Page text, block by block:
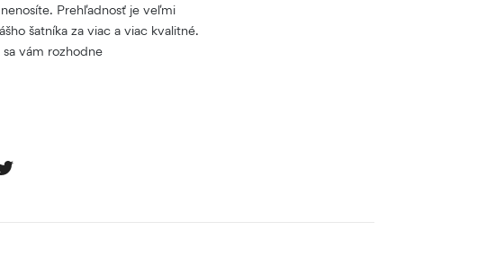
Prehľadnosť je veľmi
šatníka za viac a viac kvalitné.
vám rozhodne